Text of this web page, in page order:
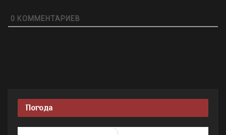
0 КОММЕНТАРИЕВ
Погода